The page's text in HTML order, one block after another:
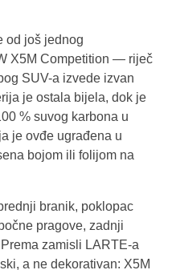
od još jednog
X5M Competition — riječ
SUV-a izvede izvan
je ostala bijela, dok je
% suvog karbona u
je ovđe ugrađena u
bojom ili folijom na
branik, poklopac
pragove, zadnji
zamisli LARTE-a
a ne dekorativan: X5M